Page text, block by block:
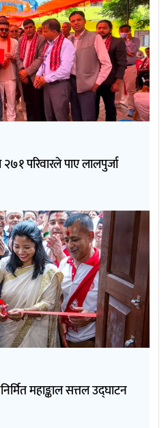
परिवारले पाए लालपुर्जा
महाङ्काल सत्तल उद्घाटन